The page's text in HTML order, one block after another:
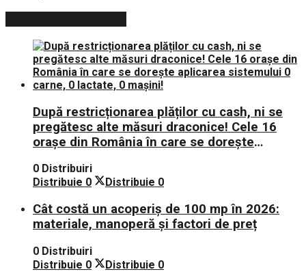
După restricționarea plăților cu cash, ni se
pregătesc alte măsuri draconice! Cele 16
orașe din România în care se dorește
mașini!
0 Distribuiri
Distribuie 0 Distribuie 0
Cât costă un acoperiș de 100 mp în 2026:
materiale, manoperă și factori de preț
0 Distribuiri
Distribuie 0 Distribuie 0